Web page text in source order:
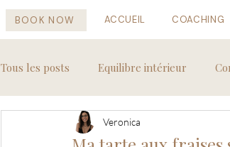
BOOK NOW ACCUEIL COACHING
Tous les posts Equilibre intérieur
Recettes saines Voyages
Veronica